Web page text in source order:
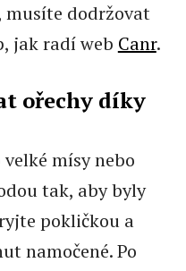
dodržovat
jak radí web Canr.
ořechy díky
mísy nebo
tak, aby byly
pokličkou a
namočené. Po